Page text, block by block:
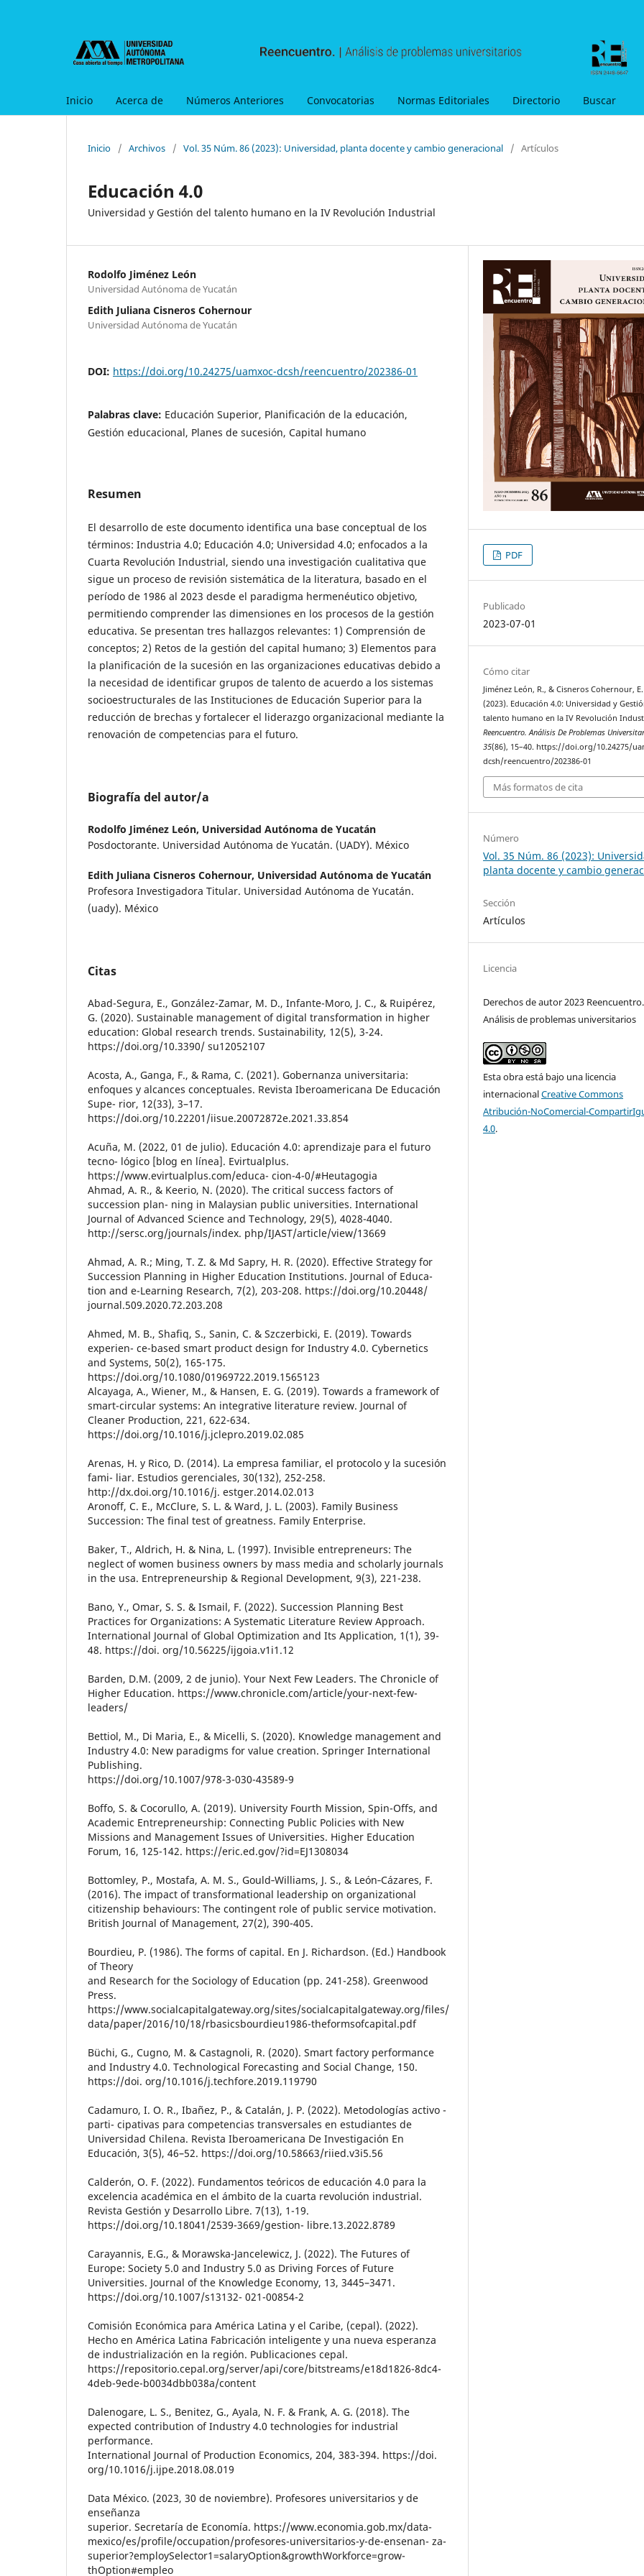
Inicio Acerca de Números Anteriores Convocatorias Normas Editoriales Directorio Buscar
Inicio / Archivos / Vol. 35 Núm. 86 (2023): Universidad, planta docente y cambio generacional / Artículos
Educación 4.0
Universidad y Gestión del talento humano en la IV Revolución Industrial
Rodolfo Jiménez León
Universidad Autónoma de Yucatán
Edith Juliana Cisneros Cohernour
Universidad Autónoma de Yucatán
DOI: https://doi.org/10.24275/uamxoc-dcsh/reencuentro/202386-01
Palabras clave: Educación Superior, Planificación de la educación,
Gestión educacional, Planes de sucesión, Capital humano
Resumen
El desarrollo de este documento identifica una base conceptual de los
términos: Industria 4.0; Educación 4.0; Universidad 4.0; enfocados a la
Cuarta Revolución Industrial, siendo una investigación cualitativa que
sigue un proceso de revisión sistemática de la literatura, basado en el
período de 1986 al 2023 desde el paradigma hermenéutico objetivo,
permitiendo comprender las dimensiones en los procesos de la gestión
educativa. Se presentan tres hallazgos relevantes: 1) Comprensión de
conceptos; 2) Retos de la gestión del capital humano; 3) Elementos para
la planificación de la sucesión en las organizaciones educativas debido a
la necesidad de identificar grupos de talento de acuerdo a los sistemas
socioestructurales de las Instituciones de Educación Superior para la
reducción de brechas y fortalecer el liderazgo organizacional mediante la
renovación de competencias para el futuro.
Biografía del autor/a
Rodolfo Jiménez León, Universidad Autónoma de Yucatán
Posdoctorante. Universidad Autónoma de Yucatán. (UADY). México
Edith Juliana Cisneros Cohernour, Universidad Autónoma de Yucatán
Profesora Investigadora Titular. Universidad Autónoma de Yucatán.
(uady). México
Citas
Abad-Segura, E., González-Zamar, M. D., Infante-Moro, J. C., & Ruipérez,
G. (2020). Sustainable management of digital transformation in higher
education: Global research trends. Sustainability, 12(5), 3-24.
https://doi.org/10.3390/ su12052107
Acosta, A., Ganga, F., & Rama, C. (2021). Gobernanza universitaria:
enfoques y alcances conceptuales. Revista Iberoamericana De Educación
Supe- rior, 12(33), 3–17.
https://doi.org/10.22201/iisue.20072872e.2021.33.854
Acuña, M. (2022, 01 de julio). Educación 4.0: aprendizaje para el futuro
tecno- lógico [blog en línea]. Evirtualplus.
https://www.evirtualplus.com/educa- cion-4-0/#Heutagogia
Ahmad, A. R., & Keerio, N. (2020). The critical success factors of
succession plan- ning in Malaysian public universities. International
Journal of Advanced Science and Technology, 29(5), 4028-4040.
http://sersc.org/journals/index. php/IJAST/article/view/13669
Ahmad, A. R.; Ming, T. Z. & Md Sapry, H. R. (2020). Effective Strategy for
Succession Planning in Higher Education Institutions. Journal of Educa-
tion and e-Learning Research, 7(2), 203-208. https://doi.org/10.20448/
journal.509.2020.72.203.208
Ahmed, M. B., Shafiq, S., Sanin, C. & Szczerbicki, E. (2019). Towards
experien- ce-based smart product design for Industry 4.0. Cybernetics
and Systems, 50(2), 165-175.
https://doi.org/10.1080/01969722.2019.1565123
Alcayaga, A., Wiener, M., & Hansen, E. G. (2019). Towards a framework of
smart-circular systems: An integrative literature review. Journal of
Cleaner Production, 221, 622-634.
https://doi.org/10.1016/j.jclepro.2019.02.085
Arenas, H. y Rico, D. (2014). La empresa familiar, el protocolo y la sucesión
fami- liar. Estudios gerenciales, 30(132), 252-258.
http://dx.doi.org/10.1016/j. estger.2014.02.013
Aronoff, C. E., McClure, S. L. & Ward, J. L. (2003). Family Business
Succession: The final test of greatness. Family Enterprise.
Baker, T., Aldrich, H. & Nina, L. (1997). Invisible entrepreneurs: The
neglect of women business owners by mass media and scholarly journals
in the usa. Entrepreneurship & Regional Development, 9(3), 221-238.
Bano, Y., Omar, S. S. & Ismail, F. (2022). Succession Planning Best
Practices for Organizations: A Systematic Literature Review Approach.
International Journal of Global Optimization and Its Application, 1(1), 39-
48. https://doi. org/10.56225/ijgoia.v1i1.12
Barden, D.M. (2009, 2 de junio). Your Next Few Leaders. The Chronicle of
Higher Education. https://www.chronicle.com/article/your-next-few-
leaders/
Bettiol, M., Di Maria, E., & Micelli, S. (2020). Knowledge management and
Industry 4.0: New paradigms for value creation. Springer International
Publishing.
https://doi.org/10.1007/978-3-030-43589-9
Boffo, S. & Cocorullo, A. (2019). University Fourth Mission, Spin-Offs, and
Academic Entrepreneurship: Connecting Public Policies with New
Missions and Management Issues of Universities. Higher Education
Forum, 16, 125-142. https://eric.ed.gov/?id=EJ1308034
Bottomley, P., Mostafa, A. M. S., Gould‐Williams, J. S., & León‐Cázares, F.
(2016). The impact of transformational leadership on organizational
citizenship behaviours: The contingent role of public service motivation.
British Journal of Management, 27(2), 390-405.
Bourdieu, P. (1986). The forms of capital. En J. Richardson. (Ed.) Handbook
of Theory
and Research for the Sociology of Education (pp. 241-258). Greenwood
Press.
https://www.socialcapitalgateway.org/sites/socialcapitalgateway.org/files/
data/paper/2016/10/18/rbasicsbourdieu1986-theformsofcapital.pdf
Büchi, G., Cugno, M. & Castagnoli, R. (2020). Smart factory performance
and Industry 4.0. Technological Forecasting and Social Change, 150.
https://doi. org/10.1016/j.techfore.2019.119790
Cadamuro, I. O. R., Ibañez, P., & Catalán, J. P. (2022). Metodologías activo -
parti- cipativas para competencias transversales en estudiantes de
Universidad Chilena. Revista Iberoamericana De Investigación En
Educación, 3(5), 46–52. https://doi.org/10.58663/riied.v3i5.56
Calderón, O. F. (2022). Fundamentos teóricos de educación 4.0 para la
excelencia académica en el ámbito de la cuarta revolución industrial.
Revista Gestión y Desarrollo Libre. 7(13), 1-19.
https://doi.org/10.18041/2539-3669/gestion- libre.13.2022.8789
Carayannis, E.G., & Morawska-Jancelewicz, J. (2022). The Futures of
Europe: Society 5.0 and Industry 5.0 as Driving Forces of Future
Universities. Journal of the Knowledge Economy, 13, 3445–3471.
https://doi.org/10.1007/s13132- 021-00854-2
Comisión Económica para América Latina y el Caribe, (cepal). (2022).
Hecho en América Latina Fabricación inteligente y una nueva esperanza
de industrialización en la región. Publicaciones cepal.
https://repositorio.cepal.org/server/api/core/bitstreams/e18d1826-8dc4-
4deb-9ede-b0034dbb038a/content
Dalenogare, L. S., Benitez, G., Ayala, N. F. & Frank, A. G. (2018). The
expected contribution of Industry 4.0 technologies for industrial
performance.
International Journal of Production Economics, 204, 383-394. https://doi.
org/10.1016/j.ijpe.2018.08.019
Data México. (2023, 30 de noviembre). Profesores universitarios y de
enseñanza
superior. Secretaría de Economía. https://www.economia.gob.mx/data-
mexico/es/profile/occupation/profesores-universitarios-y-de-ensenan- za-
superior?employSelector1=salaryOption&growthWorkforce=grow-
thOption#empleo
PDF
Publicado
2023-07-01
Cómo citar
Jiménez León, R., & Cisneros Cohernour, E.
(2023). Educación 4.0: Universidad y
talento humano en la IV Revolución
Reencuentro. Análisis De Problemas
35(86), 15–40. https://doi.org/10.24275/
dcsh/reencuentro/202386-01
Más formatos de cita
Número
Vol. 35 Núm. 86 (2023):
planta docente y cambio
Sección
Artículos
Licencia
Derechos de autor 2023 Reencuentro.
Análisis de problemas universitarios
Esta obra está bajo una licencia
internacionalCreative Commons
Atribución-NoComercial-
4.0.